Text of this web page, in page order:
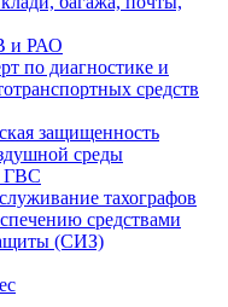
и РАО
по диагностике и
средств
защищенность
среды
ГВС
тахографов
средствами
(СИЗ)